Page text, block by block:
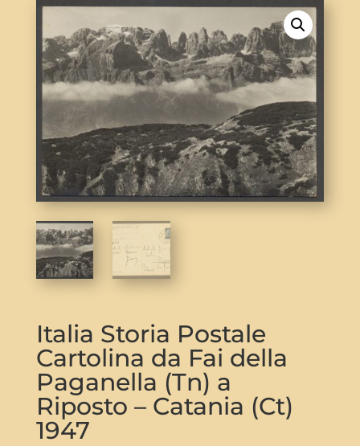
Italia Storia Postale
Cartolina da Fai della
Paganella (Tn) a
Riposto – Catania (Ct)
1947